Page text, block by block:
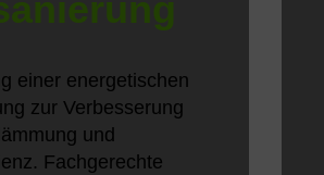
einer energetischen
zur Verbesserung
und
Fachgerechte